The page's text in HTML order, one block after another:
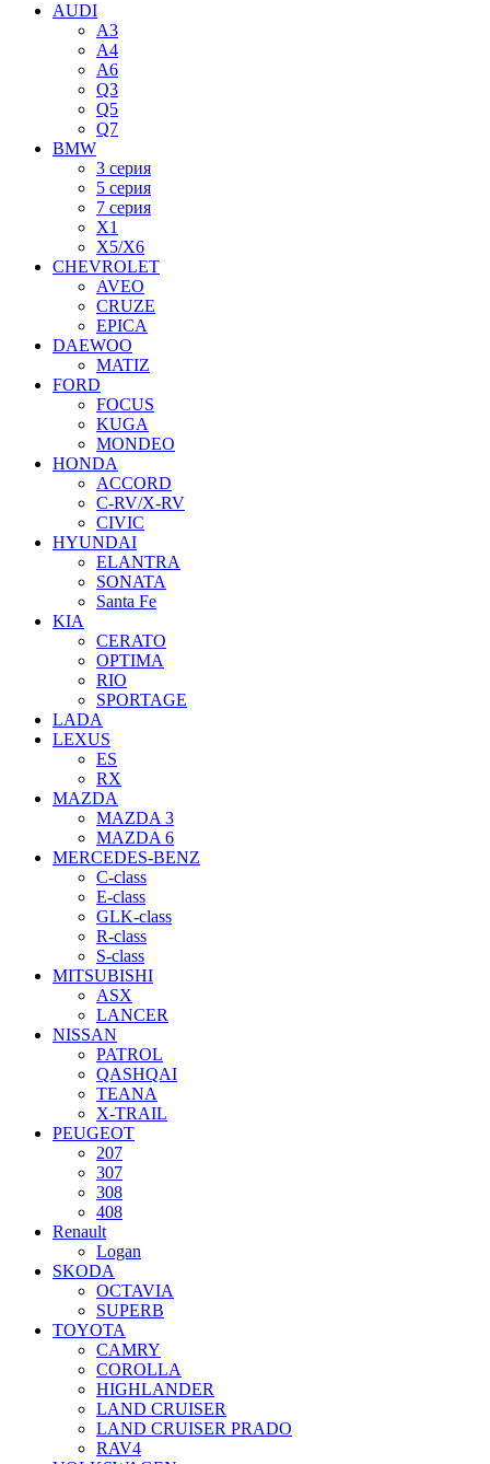
AUDI
A3
A4
A6
Q3
Q5
Q7
BMW
3 серия
5 серия
7 серия
X1
X5/X6
CHEVROLET
AVEO
CRUZE
EPICA
DAEWOO
MATIZ
FORD
FOCUS
KUGA
MONDEO
HONDA
ACCORD
C-RV/X-RV
CIVIC
HYUNDAI
ELANTRA
SONATA
Santa Fe
KIA
CERATO
OPTIMA
RIO
SPORTAGE
LADA
LEXUS
ES
RX
MAZDA
MAZDA 3
MAZDA 6
MERCEDES-BENZ
C-class
E-class
GLK-class
R-class
S-class
MITSUBISHI
ASX
LANCER
NISSAN
PATROL
QASHQAI
TEANA
X-TRAIL
PEUGEOT
207
307
308
408
Renault
Logan
SKODA
OCTAVIA
SUPERB
TOYOTA
CAMRY
COROLLA
HIGHLANDER
LAND CRUISER
LAND CRUISER PRADO
RAV4